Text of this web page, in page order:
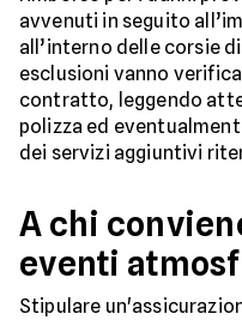
avvenuti in seguito
all’interno delle corsie
esclusioni vanno
contratto, leggendo
polizza ed
dei servizi aggiuntivi
A chi
eventi
Stipulare